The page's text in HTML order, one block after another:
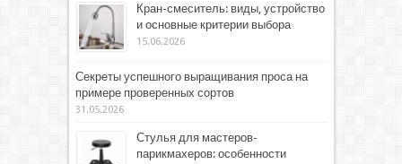
Кран-смеситель: виды, устройство
и основные критерии выбора
15.06.2026
Секреты успешного выращивания проса на
примере проверенных сортов
31.05.2026
Стулья для мастеров-
парикмахеров: особенности